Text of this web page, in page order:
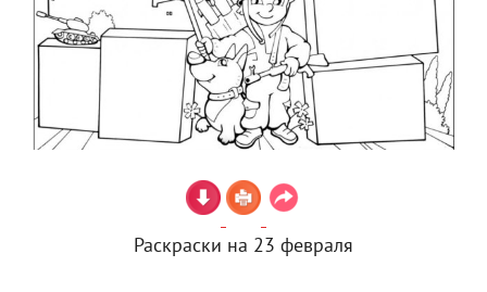
Раскраски на 23 февраля